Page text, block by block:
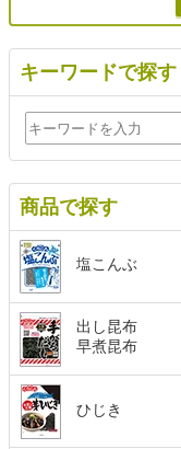
キーワードで探す
商品で探す
塩こんぶ
出し昆布
早煮昆布
ひじき